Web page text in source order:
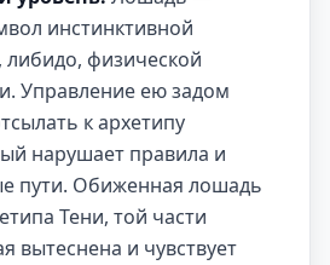
инстинктивной
физической
Управление ею задом
к архетипу
нарушает правила и
пути. Обиженная лошадь
Тени, той части
вытеснена и чувствует